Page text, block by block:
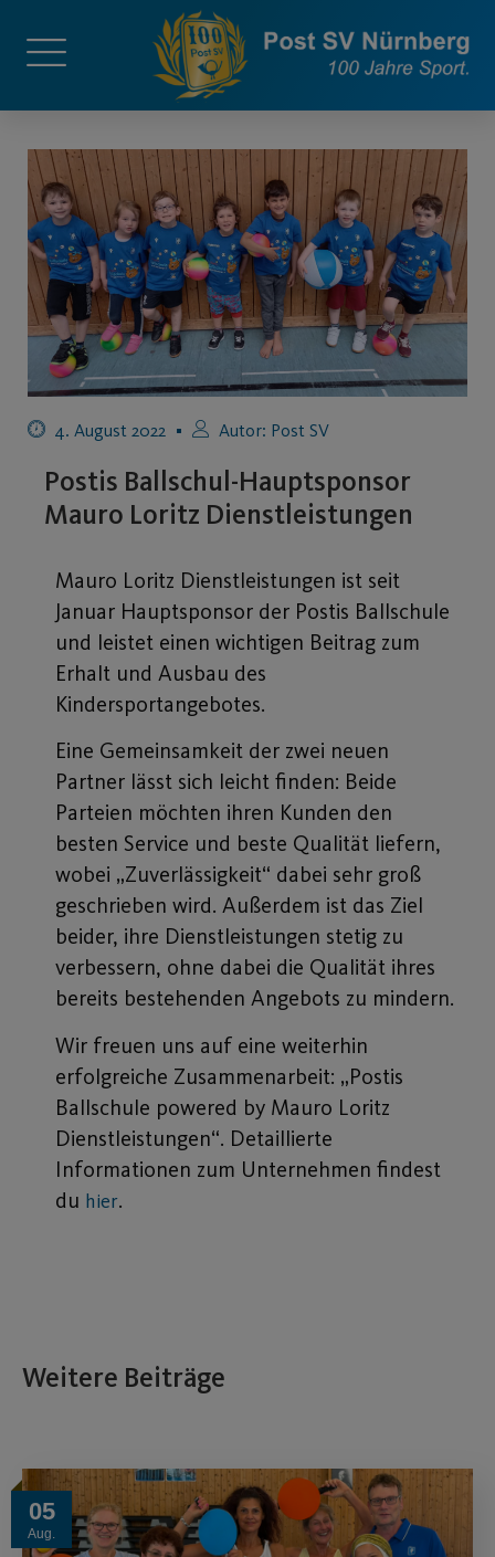
4. August 2022 Autor: Post SV
Postis Ballschul-Hauptsponsor
Mauro Loritz Dienstleistungen
Mauro Loritz Dienstleistungen ist seit
Januar Hauptsponsor der Postis Ballschule
und leistet einen wichtigen Beitrag zum
Erhalt und Ausbau des
Kindersportangebotes.
Eine Gemeinsamkeit der zwei neuen
Partner lässt sich leicht finden: Beide
Parteien möchten ihren Kunden den
besten Service und beste Qualität liefern,
wobei „Zuverlässigkeit“ dabei sehr groß
geschrieben wird. Außerdem ist das Ziel
beider, ihre Dienstleistungen stetig zu
verbessern, ohne dabei die Qualität ihres
bereits bestehenden Angebots zu mindern.
Wir freuen uns auf eine weiterhin
erfolgreiche Zusammenarbeit: „Postis
Ballschule powered by Mauro Loritz
Dienstleistungen“. Detaillierte
Informationen zum Unternehmen findest
du hier.
Weitere Beiträge
05
Aug.